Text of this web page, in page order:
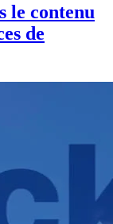
le contenu
de